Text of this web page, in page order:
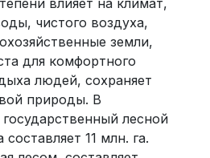
влияет на климат,
чистого воздуха,
земли,
для комфортного
людей, сохраняет
природы. В
лесной
11 млн. га.